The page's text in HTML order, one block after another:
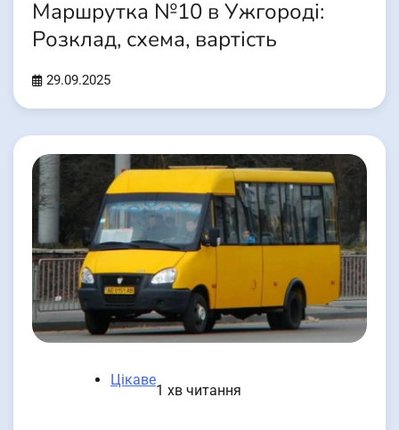
Маршрутка №10 в Ужгороді:
Розклад, схема, вартість
29.09.2025
Цікаве
1 хв читання